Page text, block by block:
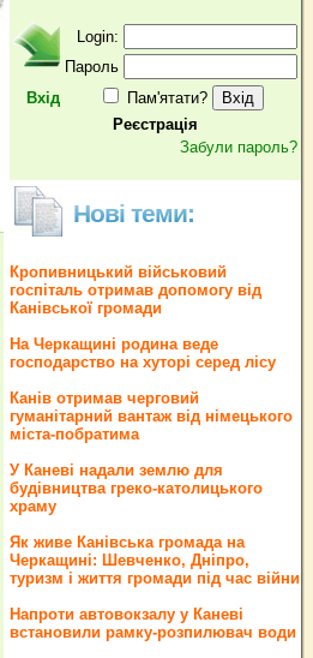
Вхід
Login:
Пароль
Пам'ятати?
Реєстрація
Забули пароль?
Нові теми:
Кропивницький військовий
госпіталь отримав допомогу від
Канівської громади
На Черкащині родина веде
господарство на хуторі серед лісу
Канів отримав черговий
гуманітарний вантаж від німецького
міста-побратима
У Каневі надали землю для
будівництва греко‐католицького
храму
Як живе Канівська громада на
Черкащині: Шевченко, Дніпро,
туризм і життя громади під час війни
Напроти автовокзалу у Каневі
встановили рамку-розпилювач води